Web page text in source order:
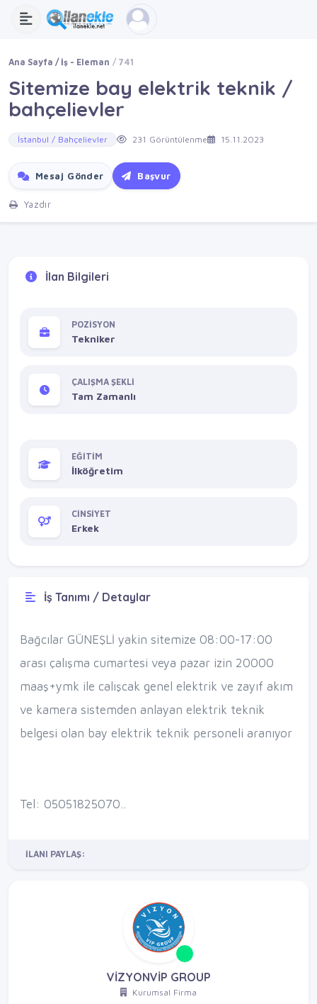
Ana Sayfa İş - Eleman 741
Sitemize bay elektrik teknik /
bahçelievler
İstanbul / Bahçelievler 231 Görüntülenme 15.11.2023
Mesaj Gönder Başvur
Yazdır
İlan Bilgileri
POZİSYON
Tekniker
ÇALIŞMA ŞEKLİ
Tam Zamanlı
EĞİTİM
İlköğretim
CİNSİYET
Erkek
İş Tanımı / Detaylar
Bağcılar GÜNEŞLİ yakin sitemize 08:00-17:00
arası çalışma cumartesi veya pazar izin 20000
maaş+ymk ile calışcak genel elektrik ve zayıf akım
ve kamera sistemden anlayan elektrik teknik
belgesi olan bay elektrik teknik personeli aranıyor
Tel: 05051825070..
İLANI PAYLAŞ:
VİZYONVİP GROUP
Kurumsal Firma